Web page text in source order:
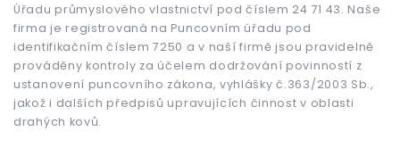
Úřadu průmyslového vlastnictví pod číslem 24 71 43. Naše
firma je registrovaná na Puncovním úřadu pod
identifikačním číslem 7250 a v naší firmě jsou pravidelně
prováděny kontroly za účelem dodržování povinností z
ustanovení puncovního zákona, vyhlášky č.363/2003 Sb.,
jakož i dalších předpisů upravujících činnost v oblasti
drahých kovů.